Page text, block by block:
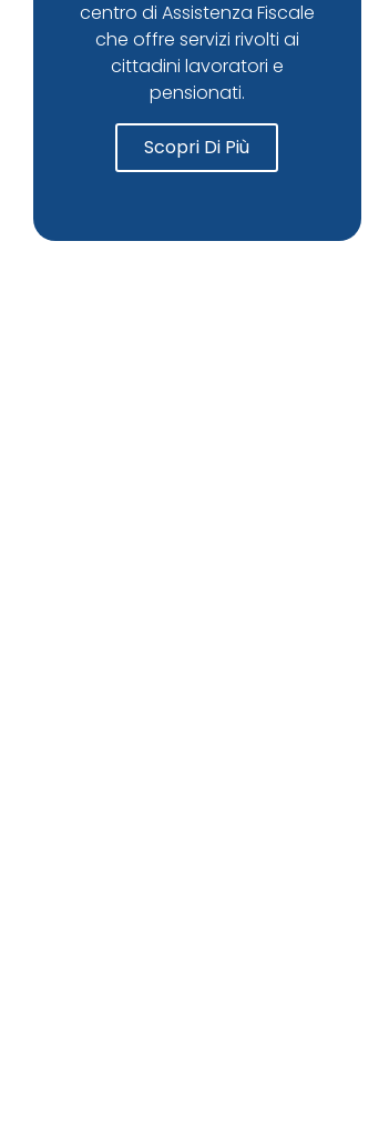
centro di Assistenza Fiscale
che offre servizi rivolti ai
cittadini lavoratori e
pensionati.
Scopri Di Più